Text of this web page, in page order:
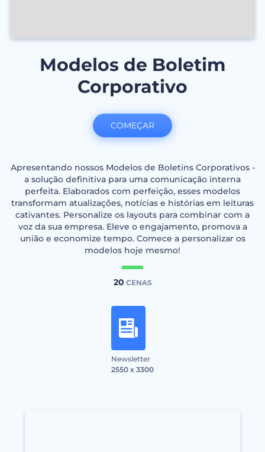
Modelos de Boletim
Corporativo
Apresentando nossos Modelos de Boletins Corporativos -
a solução definitiva para uma comunicação interna
perfeita. Elaborados com perfeição, esses modelos
transformam atualizações, notícias e histórias em leituras
cativantes. Personalize os layouts para combinar com a
voz da sua empresa. Eleve o engajamento, promova a
união e economize tempo. Comece a personalizar os
modelos hoje mesmo!
20 CENAS
Newsletter
2550 x 3300
COMEÇAR